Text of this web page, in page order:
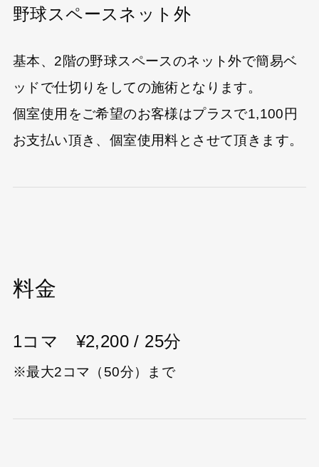
野球スペースネット外
基本、2階の野球スペースのネット外で簡易ベ
ッドで仕切りをしての施術となります。
個室使用をご希望のお客様はプラスで1,100円
お支払い頂き、個室使用料とさせて頂きます。
料金
1コマ ¥2,200 / 25分
※最大2コマ（50分）まで